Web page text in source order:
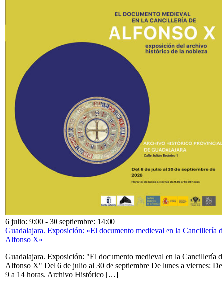
6 julio: 9:00 - 30 septiembre: 14:00
Guadalajara. Exposición: «El documento medieval en la Cancillería
Alfonso X»
Guadalajara. Exposición: "El documento medieval en la Cancillería
Alfonso X" Del 6 de julio al 30 de septiembre De lunes a viernes: De
9 a 14 horas. Archivo Histórico […]